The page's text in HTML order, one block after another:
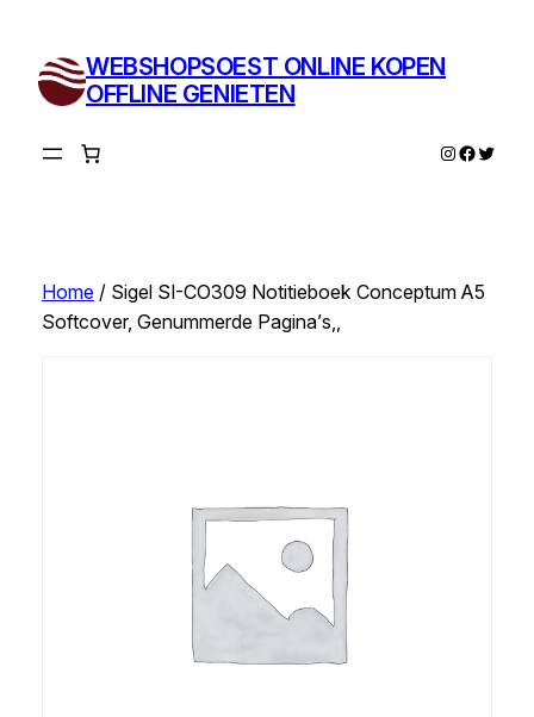
inhoud
WEBSHOPSOEST ONLINE KOPEN
OFFLINE GENIETEN
Instagram
Twitter
Home/ Sigel SI-CO309 Notitieboek Conceptum A5
Softcover, Genummerde Pagina’s,,